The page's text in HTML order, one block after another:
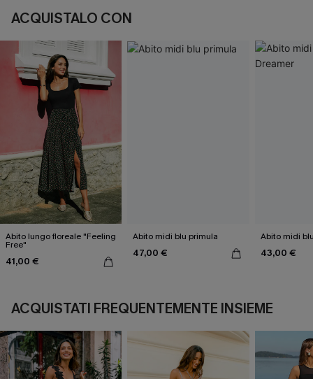
ACQUISTALO CON
Abito lungo floreale "Feeling
Free"
41,00 €
Abito midi blu primula
47,00 €
Abito midi
43,00 €
ACQUISTATI FREQUENTEMENTE INSIEME